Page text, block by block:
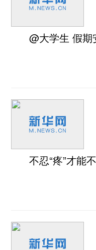
@大学生 假期
不忍“疼”才能